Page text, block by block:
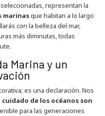
representan la
marinasque habitan a lo largo
con la belleza del mar,
más diminutas, todas
Marina y un
es una declaración. Nos
de los océanos son
para las generaciones